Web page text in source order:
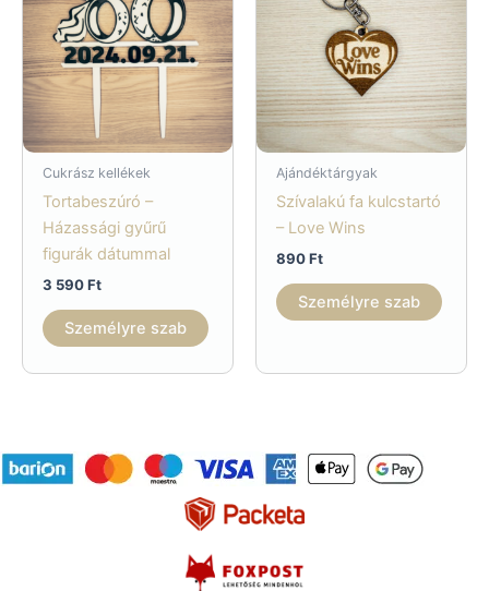
Cukrász kellékek
Tortabeszúró –
Házassági gyűrű
figurák dátummal
3 590Ft
Személyre szab
Ajándéktárgyak
Szívalakú fa kulcstartó
– Love Wins
890Ft
Személyre szab